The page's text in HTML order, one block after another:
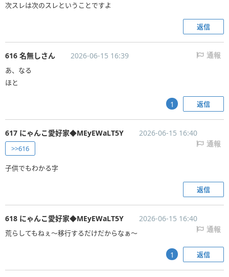
次スレは次のスレということですよ
返信
616 名無しさん 2026-06-15 16:39 通報
あ、なる
ほと
返信
1
617 にゃんこ愛好家◆MEyEWaLT5Y 2026-06-15 16:40
通報
>>616
子供でもわかる字
返信
618 にゃんこ愛好家◆MEyEWaLT5Y 2026-06-15 16:40
通報
荒らしてもねぇ〜移行するだけだからなぁ〜
返信
1